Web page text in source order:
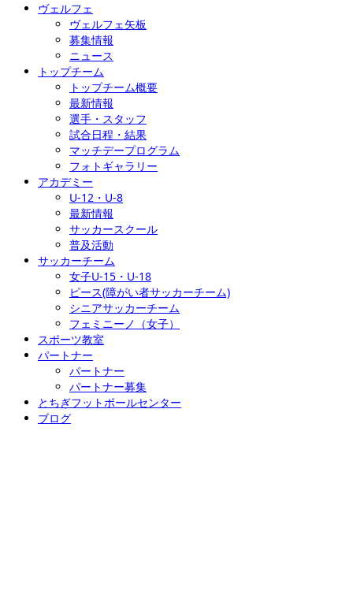
ヴェルフェ
ヴェルフェ矢板
募集情報
ニュース
トップチーム
トップチーム概要
最新情報
選手・スタッフ
試合日程・結果
マッチデープログラム
フォトギャラリー
アカデミー
U-12・U-8
最新情報
サッカースクール
普及活動
サッカーチーム
女子U-15・U-18
ピース(障がい者サッカーチーム)
シニアサッカーチーム
フェミニーノ（女子）
スポーツ教室
パートナー
パートナー
パートナー募集
とちぎフットボールセンター
ブログ